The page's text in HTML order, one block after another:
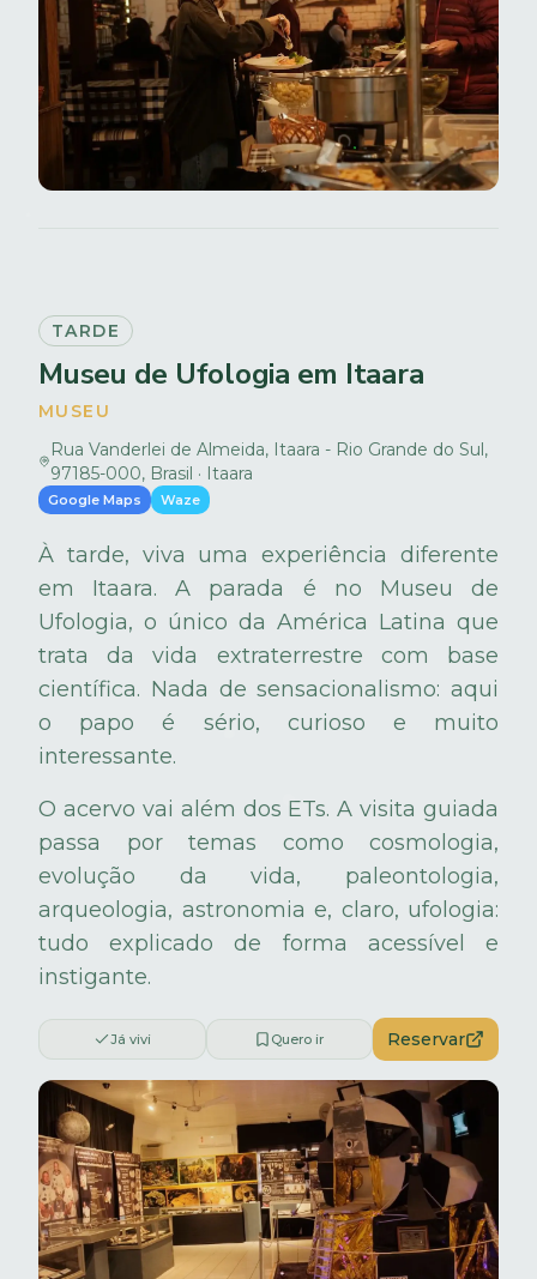
TARDE
Museu de Ufologia em Itaara
MUSEU
Rua Vanderlei de Almeida, Itaara - Rio Grande do Sul,
97185-000, Brasil · Itaara
Google Maps Waze
À tarde, viva uma experiência diferente
em Itaara. A parada é no Museu de
Ufologia, o único da América Latina que
trata da vida extraterrestre com base
científica. Nada de sensacionalismo: aqui
o papo é sério, curioso e muito
interessante.
O acervo vai além dos ETs. A visita guiada
passa por temas como cosmologia,
evolução da vida, paleontologia,
arqueologia, astronomia e, claro, ufologia:
tudo explicado de forma acessível e
instigante.
Já vivi Quero ir Reservar